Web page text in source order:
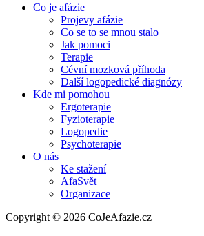
Co je afázie
Projevy afázie
Co se to se mnou stalo
Jak pomoci
Terapie
Cévní mozková příhoda
Další logopedické diagnózy
Kde mi pomohou
Ergoterapie
Fyzioterapie
Logopedie
Psychoterapie
O nás
Ke stažení
AfaSvět
Organizace
Copyright © 2026 CoJeAfazie.cz